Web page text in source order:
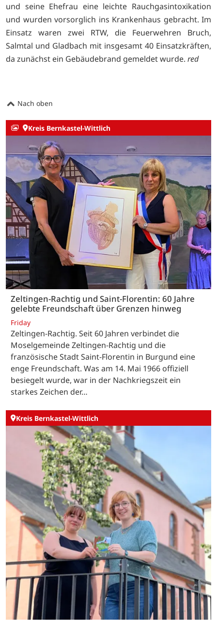
und seine Ehefrau eine leichte Rauchgasintoxikation
und wurden vorsorglich ins Krankenhaus gebracht. Im
Einsatz waren zwei RTW, die Feuerwehren Bruch,
Salmtal und Gladbach mit insgesamt 40 Einsatzkräften,
da zunächst ein Gebäudebrand gemeldet wurde. red
Nach oben
Kreis Bernkastel-Wittlich
Zeltingen-Rachtig und Saint-Florentin: 60 Jahre
gelebte Freundschaft über Grenzen hinweg
Friday
Zeltingen-Rachtig. Seit 60 Jahren verbindet die
Moselgemeinde Zeltingen-Rachtig und die
französische Stadt Saint-Florentin in Burgund eine
enge Freundschaft. Was am 14. Mai 1966 offiziell
besiegelt wurde, war in der Nachkriegszeit ein
starkes Zeichen der…
Kreis Bernkastel-Wittlich